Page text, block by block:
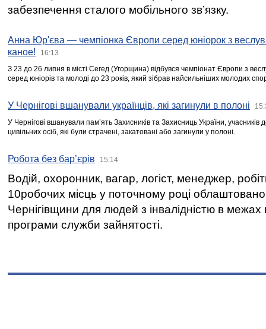
забезпечення сталого мобільного зв’язку.
Анна Юр'єва — чемпіонка Європи серед юніорок з
каное!
16:13
З 23 до 26 липня в місті Сегед (Угорщина) відбувся чемпіонат Європи з
серед юніорів та молоді до 23 років, який зібрав найсильніших молодих
У Чернігові вшанували українців, які загинули в полоні
У Чернігові вшанували пам’ять Захисників та Захисниць України,
цивільних осіб, які були страчені, закатовані або загинули у полоні.
Робота без бар’єрів 15:14
Водій, охоронник, вагар, логіст, менеджер,
10робочих місць у поточному році
Чернігівщини для людей з інвалідністю в межах
програми служби зайнятості.